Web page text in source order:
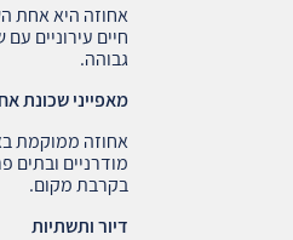
אחוזה היא אחת
חיים עירוניים
גבוהה.
מאפייני שכונת
אחוזה ממוקמת
מודרניים
בקרבת מקום.
דיור ותשתיות